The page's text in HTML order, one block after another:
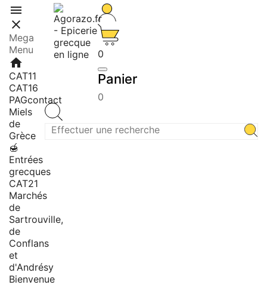


Mega
Menu
home
CAT11
CAT16
PAGcontact
Miels
de
Grèce
🍯
Entrées
grecques
CAT21
Marchés
de
Sartrouville,
de
Conflans
et
d'Andrésy
Bienvenue
0
Panier
0